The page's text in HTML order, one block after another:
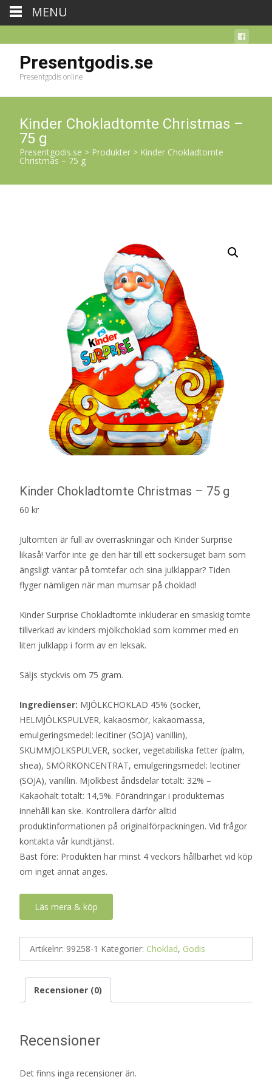
Presentgodis.se
Presentgodis online
Kinder Chokladtomte Christmas –
75 g
Presentgodis.se > Produkter > Kinder Chokladtomte
Christmas – 75 g
Kinder Chokladtomte Christmas – 75 g
60 kr
Jultomten är full av överraskningar och Kinder Surprise
likaså! Varför inte ge den här till ett sockersuget barn som
ängsligt väntar på tomtefar och sina julklappar? Tiden
flyger nämligen när man mumsar på choklad!
Kinder Surprise Chokladtomte inkluderar en smaskig tomte
tillverkad av kinders mjölkchoklad som kommer med en
liten julklapp i form av en leksak.
Säljs styckvis om 75 gram.
Ingredienser: MJÖLKCHOKLAD 45% (socker,
HELMJÖLKSPULVER, kakaosmör, kakaomassa,
emulgeringsmedel: lecitiner (SOJA) vanillin),
SKUMMJÖLKSPULVER, socker, vegetabiliska fetter (palm,
shea), SMÖRKONCENTRAT, emulgeringsmedel: lecitiner
(SOJA), vanillin. Mjölkbest åndsdelar totalt: 32% –
Kakaohalt totalt: 14,5%. Förändringar i produkternas
innehåll kan ske. Kontrollera därför alltid
produktinformationen på originalförpackningen. Vid frågor
kontakta vår kundtjänst.
Bäst före: Produkten har minst 4 veckors hållbarhet vid köp
om inget annat anges.
Läs mera & köp
Artikelnr: 99258-1 Kategorier: Choklad, Godis
Recensioner (0)
Recensioner
Det finns inga recensioner än.
MENU